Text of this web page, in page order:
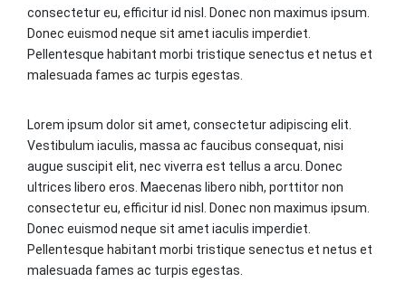
consectetur eu, efficitur id nisl. Donec non maximus ipsum.
Donec euismod neque sit amet iaculis imperdiet.
Pellentesque habitant morbi tristique senectus et netus et
malesuada fames ac turpis egestas.
Lorem ipsum dolor sit amet, consectetur adipiscing elit.
Vestibulum iaculis, massa ac faucibus consequat, nisi
augue suscipit elit, nec viverra est tellus a arcu. Donec
ultrices libero eros. Maecenas libero nibh, porttitor non
consectetur eu, efficitur id nisl. Donec non maximus ipsum.
Donec euismod neque sit amet iaculis imperdiet.
Pellentesque habitant morbi tristique senectus et netus et
malesuada fames ac turpis egestas.